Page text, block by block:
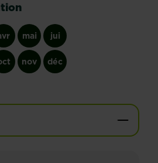
mai jui
nov déc